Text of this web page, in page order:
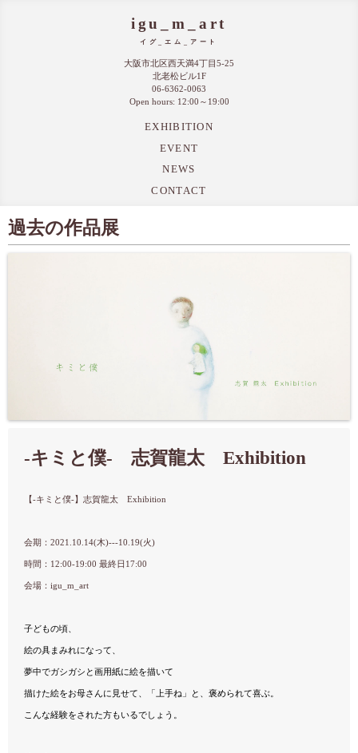
igu_m_art
イグ_エム_アート
大阪市北区西天満4丁目5-25
北老松ビル1F
06-6362-0063
Open hours: 12:00～19:00
EXHIBITION
EVENT
NEWS
CONTACT
過去の作品展
-キミと僕- 志賀龍太 Exhibition
【-キミと僕-】 志賀龍太 Exhibition
会期： 2021.10.14(木)---10.19(火)
時間：12:00-19:00 最終日17:00
会場：igu_m_art
子どもの頃、
絵の具まみれになって、
夢中でガシガシと画用紙に絵を描いて
描けた絵をお母さんに見せて、「上手ね」と、褒められて喜ぶ。
こんな経験をされた方もいるでしょう。